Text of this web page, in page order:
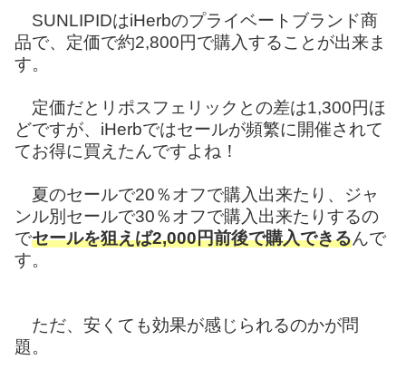
SUNLIPIDはiHerbのプライベートブランド商
品で、定価で約2,800円で購入することが出来ま
す。
定価だとリポスフェリックとの差は1,300円ほ
どですが、iHerbではセールが頻繁に開催されて
てお得に買えたんですよね！
夏のセールで20％オフで購入出来たり、ジャ
ンル別セールで30％オフで購入出来たりするの
でセールを狙えば2,000円前後で購入できるんで
す。
ただ、安くても効果が感じられるのかが問
題。